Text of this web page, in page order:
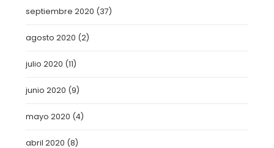
septiembre 2020 (37)
agosto 2020 (2)
julio 2020 (11)
junio 2020 (9)
mayo 2020 (4)
abril 2020 (8)